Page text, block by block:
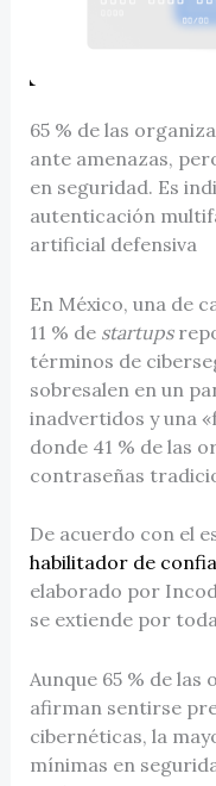
65 % de las
ante amenazas,
en seguridad. Es
autenticación
artificial defensiva
En México, una de
11 % de startups
términos de
sobresalen en un
inadvertidos y una
donde 41 % de las
contraseñas
De acuerdo con el
habilitador de
elaborado por
se extiende por
Aunque 65 % de
afirman sentirse
cibernéticas, la
mínimas en